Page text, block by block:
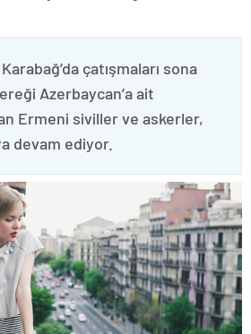
çatışmaları sona
Azerbaycan’a ait
Ermeni siviller ve askerler,
devam ediyor.